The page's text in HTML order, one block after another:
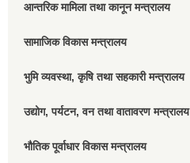
आन्तरिक मामिला तथा कानून मन्त्रालय
सामाजिक विकास मन्त्रालय
भुमि व्यवस्था, कृषि तथा सहकारी मन्त्रालय
उद्योग, पर्यटन, वन तथा वातावरण मन्त्रालय
भौतिक पूर्वाधार विकास मन्त्रालय